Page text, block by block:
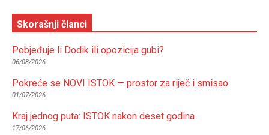
Skorašnji članci
Pobjeđuje li Dodik ili opozicija gubi?
06/08/2026
Pokreće se NOVI ISTOK — prostor za riječ i smisao
01/07/2026
Kraj jednog puta: ISTOK nakon deset godina
17/06/2026